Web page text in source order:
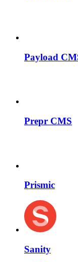
Payload
Prepr CMS
Prismic
Sanity